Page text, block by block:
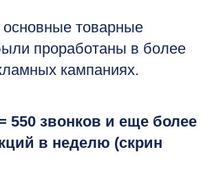
основные товарные
проработаны в более
кампаниях.
550 звонков и еще более
в неделю (скрин